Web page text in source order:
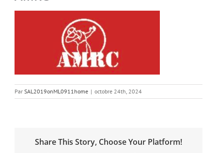
Par SAL2019onML0911home | octobre 24th, 2024
Share This Story, Choose Your Platform!